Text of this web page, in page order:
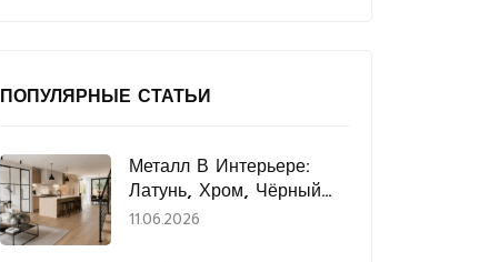
ПОПУЛЯРНЫЕ СТАТЬИ
Металл В Интерьере:
Латунь, Хром, Чёрный
Металл И Нержавеющая
11.06.2026